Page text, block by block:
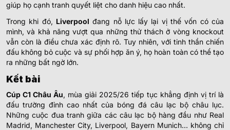
giúp họ cạnh tranh quyết liệt cho danh hiệu cao nhất.
Trong khi đó, Liverpool đang nỗ lực lấy lại vị thế vốn có của
mình, và khả năng vượt qua những thử thách ở vòng knockout
vẫn còn là điều chưa xác định rõ. Tuy nhiên, với tinh thần chiến
đấu không bỏ cuộc và sự phối hợp ăn ý, họ hoàn toàn có thể tạo
ra những bất ngờ lớn.
Kết bài
Cúp C1 Châu Âu, mùa giải 2025/26 tiếp tục khẳng định vị trí là
đấu trường đỉnh cao nhất của bóng đá câu lạc bộ châu lục.
Những cuộc đua tranh giữa các câu lạc bộ hàng đầu như Real
Madrid, Manchester City, Liverpool, Bayern Munich… không chỉ